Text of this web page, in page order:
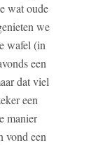
wat oude
we
wafel (in
een
dat viel
een
manier
vond een